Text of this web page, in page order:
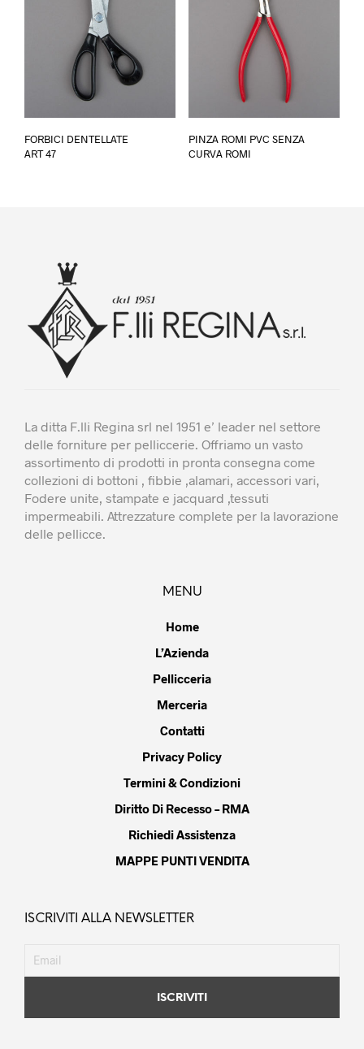
FORBICI DENTELLATE
ART 47
PINZA ROMI PVC SENZA
CURVA ROMI
La ditta F.lli Regina srl nel 1951 e’ leader nel settore
delle forniture per pelliccerie. Offriamo un vasto
assortimento di prodotti in pronta consegna come
collezioni di bottoni , fibbie ,alamari, accessori vari,
Fodere unite, stampate e jacquard ,tessuti
impermeabili. Attrezzature complete per la lavorazione
delle pellicce.
MENU
Home
L’Azienda
Pellicceria
Merceria
Contatti
Privacy Policy
Termini & Condizioni
Diritto Di Recesso – RMA
Richiedi Assistenza
MAPPE PUNTI VENDITA
ISCRIVITI ALLA NEWSLETTER